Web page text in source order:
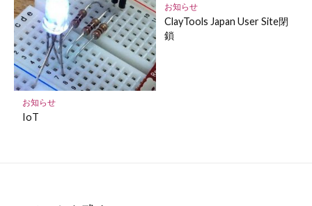
お知らせ
IoT
お知らせ
ClayTools Japan User Site閉
鎖